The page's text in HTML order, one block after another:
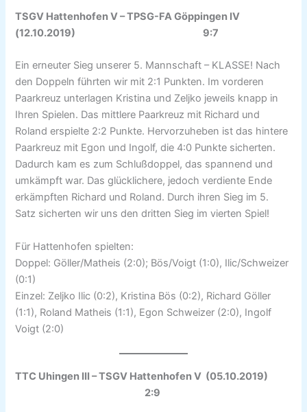
TSGV Hattenhofen V – TPSG-FA Göppingen IV
(12.10.2019) 9:7
Ein erneuter Sieg unserer 5. Mannschaft – KLASSE! Nach
den Doppeln führten wir mit 2:1 Punkten. Im vorderen
Paarkreuz unterlagen Kristina und Zeljko jeweils knapp in
Ihren Spielen. Das mittlere Paarkreuz mit Richard und
Roland erspielte 2:2 Punkte. Hervorzuheben ist das hintere
Paarkreuz mit Egon und Ingolf, die 4:0 Punkte sicherten.
Dadurch kam es zum Schlußdoppel, das spannend und
umkämpft war. Das glücklichere, jedoch verdiente Ende
erkämpften Richard und Roland. Durch ihren Sieg im 5.
Satz sicherten wir uns den dritten Sieg im vierten Spiel!
Für Hattenhofen spielten:
Doppel: Göller/Matheis (2:0); Bös/Voigt (1:0), Ilic/Schweizer
(0:1)
Einzel: Zeljko Ilic (0:2), Kristina Bös (0:2), Richard Göller
(1:1), Roland Matheis (1:1), Egon Schweizer (2:0), Ingolf
Voigt (2:0)
TTC Uhingen III – TSGV Hattenhofen V (05.10.2019)
2:9